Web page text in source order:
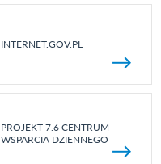
INTERNET.GOV.PL
PROJEKT 7.6 CENTRUM
WSPARCIA DZIENNEGO